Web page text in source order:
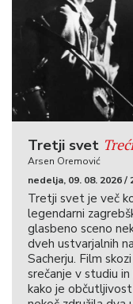
Tretji svet
Arsen Oremović
nedelja, 09. 08. 2026 /
Tretji svet je več
legendarni
glasbeno sceno
dveh ustvarjalnih
Sacherju. Film
srečanje v studiu
kako je